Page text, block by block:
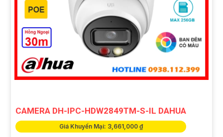
CAMERA DH-IPC-HDW2849TM-S-IL DAHUA
Giá Khuyến Mại: 3,661,000 ₫